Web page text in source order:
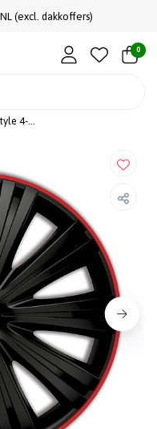
(excl. dakkoffers)
0
AutoStyle 4-Delige Wieldoppenset Giga R 16-inch zwart/rood